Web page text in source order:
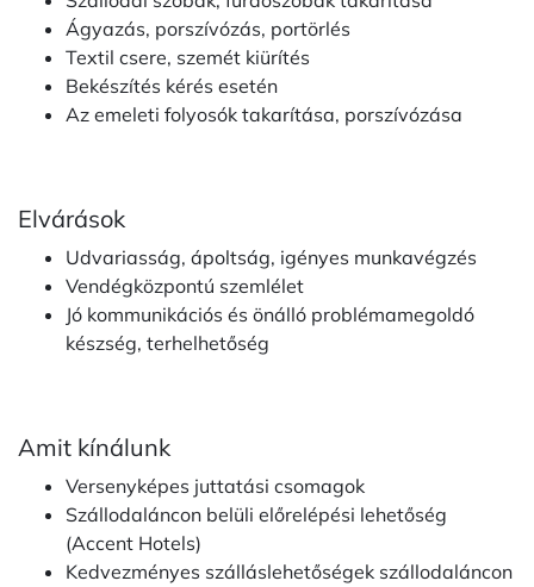
Ágyazás, porszívózás, portörlés
Textil csere, szemét kiürítés
Bekészítés kérés esetén
Az emeleti folyosók takarítása, porszívózása
Elvárások
Udvariasság, ápoltság, igényes munkavégzés
Vendégközpontú szemlélet
Jó kommunikációs és önálló problémamegoldó
készség, terhelhetőség
Amit kínálunk
Versenyképes juttatási csomagok
Szállodaláncon belüli előrelépési lehetőség
(Accent Hotels)
Kedvezményes szálláslehetőségek szállodaláncon